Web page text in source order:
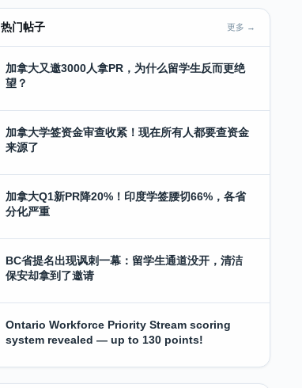
热门帖子 更多 →
加拿大又邀3000人拿PR，为什么留学生反而更绝
望？
加拿大学签资金审查收紧！现在所有人都要查资金
来源了
加拿大Q1新PR降20%！印度学签腰切66%，各省
分化严重
BC省提名出现讽刺一幕：留学生通道没开，清洁
保安却拿到了邀请
Ontario Workforce Priority Stream scoring
system revealed — up to 130 points!